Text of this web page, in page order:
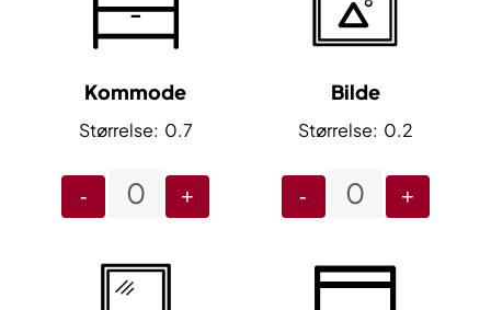
Kommode
0.7
- +
Bilde
0.2
- +